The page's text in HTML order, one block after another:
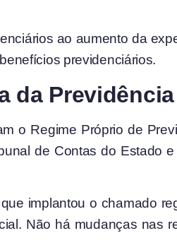
ao aumento da
previdenciários.
da Previdência
o Regime Próprio de
de Contas do Estado
implantou o chamado
Não há mudanças nas